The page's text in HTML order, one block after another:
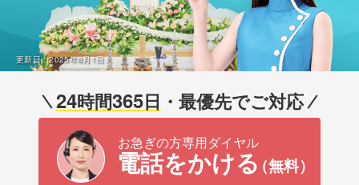
更新日：2025年8月1日
24時間365日 ・最優先でご対応
お急ぎの方専用ダイヤル
電話をかける（無料）